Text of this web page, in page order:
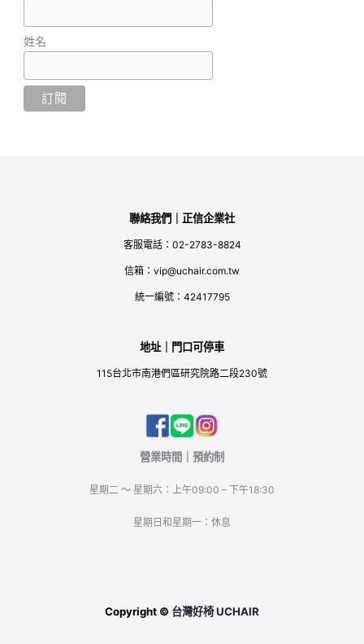
姓名
聯絡我們｜正信企業社
客服電話：02-2783-8824
信箱：vip@uchair.com.tw
統一編號：42417795
地址｜門口可停車
115台北市南港們區研究院路二段230號
營業時間｜預約制
星期二 ～ 星期六：上午09:00 – 下午18:30
星期日和星期一：休息
Copyright © 台灣好椅 UCHAIR